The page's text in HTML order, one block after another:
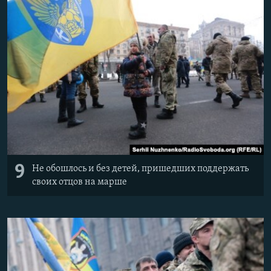
9
Не обошлось и без детей, пришедших поддержать
своих отцов на марше